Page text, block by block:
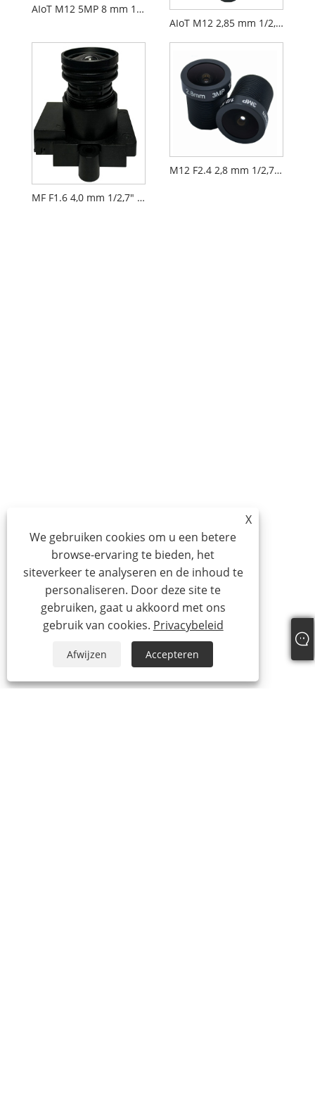
AIoT M12 5MP 8 mm 1/2,7" F2.0 FPV-cameralens
AIoT M12 2,85 mm 1/2,9" F2.3 FPV-cameralens PL071
MF F1.6 4,0 mm 1/2,7" M12 FPV Drone-cameralens PL066
M12 F2.4 2,8 mm 1/2,7" beveiligingscamera AIoT-lens
X
We gebruiken cookies om u een betere
browse-ervaring te bieden, het
siteverkeer te analyseren en de inhoud te
personaliseren. Door deze site te
gebruiken, gaat u akkoord met ons
gebruik van cookies. Privacybeleid
Afwijzen Accepteren